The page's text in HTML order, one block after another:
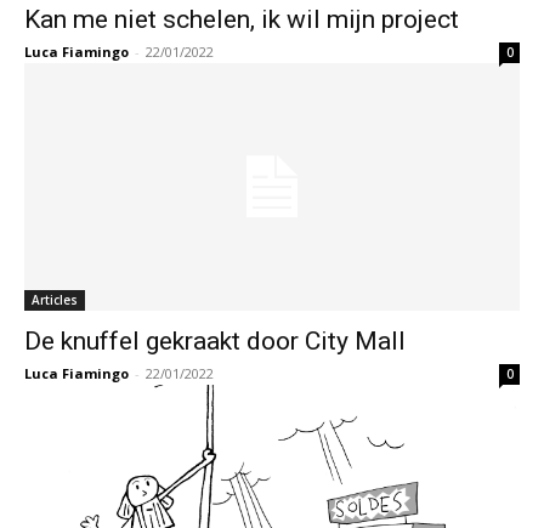
Kan me niet schelen, ik wil mijn project
Luca Fiamingo - 22/01/2022 0
Articles
De knuffel gekraakt door City Mall
Luca Fiamingo - 22/01/2022 0